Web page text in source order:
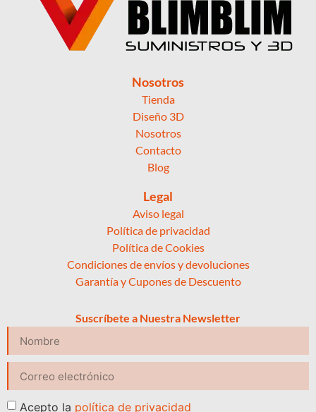
Nosotros
Tienda
Diseño 3D
Nosotros
Contacto
Blog
Legal
Aviso legal
Política de privacidad
Política de Cookies
Condiciones de envíos y devoluciones
Garantía y Cupones de Descuento
Suscríbete a Nuestra Newsletter
Acepto la política de privacidad